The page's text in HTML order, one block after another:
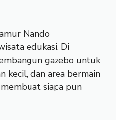
Nando
edukasi. Di
gazebo untuk
kecil, dan area bermain
membuat siapa pun